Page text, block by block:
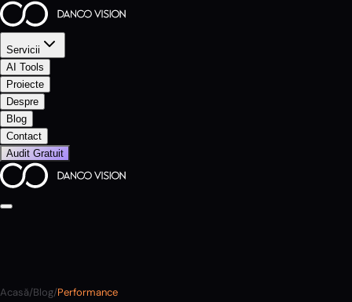
Servicii
AI Tools
Proiecte
Despre
Blog
Contact
Audit Gratuit
Acasă/Blog/Performance